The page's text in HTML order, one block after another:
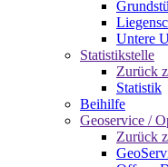
Untere
Statistikstelle
Zurück
Statistik
Beihilfe
Geoservice /
Zurück